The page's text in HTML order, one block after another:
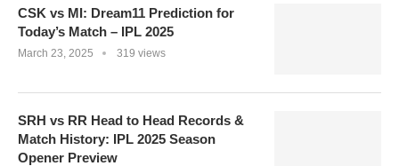
CSK vs MI: Dream11 Prediction for
Today’s Match – IPL 2025
March 23, 2025 319 views
SRH vs RR Head to Head Records &
Match History: IPL 2025 Season
Opener Preview